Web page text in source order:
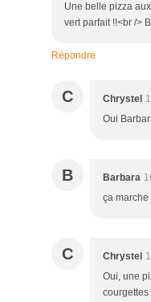
Une belle pizza
vert parfait !!<br />
Répondre
C Chrystel
Oui
B Barbara
ça marche
C Chrystel
Oui, une
courgettes